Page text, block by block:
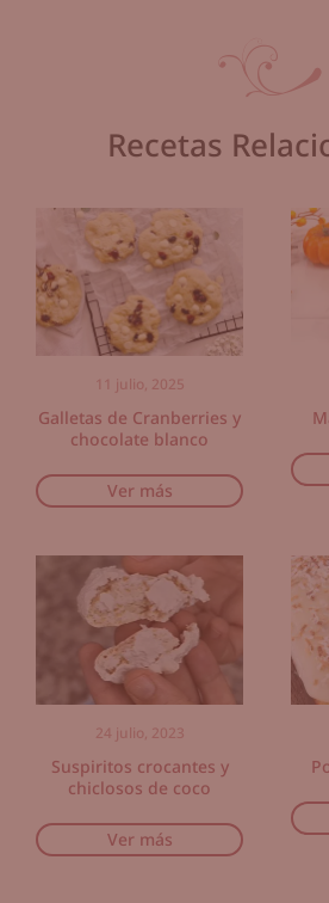
Recetas
11 julio, 2025
Galletas de Cranberries y
chocolate blanco
Ver más
24 julio, 2023
Suspiritos crocantes y
chiclosos de coco
Ver más